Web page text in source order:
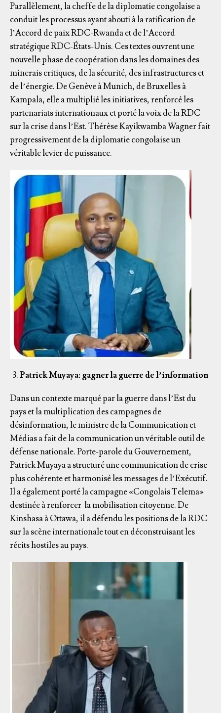
Parallèlement, la cheffe de la diplomatie congolaise a
conduit les processus ayant abouti à la ratification de
l’Accord de paix RDC-Rwanda et de l’Accord
stratégique RDC-États-Unis. Ces textes ouvrent une
nouvelle phase de coopération dans les domaines des
minerais critiques, de la sécurité, des infrastructures et
de l’énergie. De Genève à Munich, de Bruxelles à
Kampala, elle a multiplié les initiatives, renforcé les
partenariats internationaux et porté la voix de la RDC
sur la crise dans l’Est. Thérèse Kayikwamba Wagner fait
progressivement de la diplomatie congolaise un
véritable levier de puissance.
Patrick Muyaya: gagner la guerre de l’information
Dans un contexte marqué par la guerre dans l’Est du
pays et la multiplication des campagnes de
désinformation, le ministre de la Communication et
Médias a fait de la communication un véritable outil de
défense nationale. Porte-parole du Gouvernement,
Patrick Muyaya a structuré une communication de crise
plus cohérente et harmonisé les messages de l’Exécutif.
Il a également porté la campagne «Congolais Telema»
destinée à renforcer la mobilisation citoyenne. De
Kinshasa à Ottawa, il a défendu les positions de la RDC
sur la scène internationale tout en déconstruisant les
récits hostiles au pays.